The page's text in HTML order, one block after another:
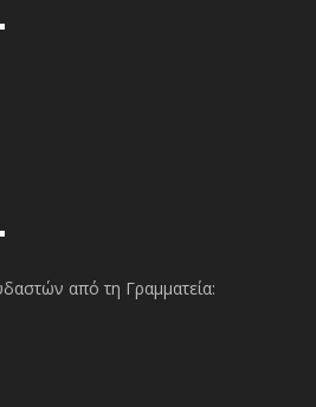
από τη Γραμματεία: